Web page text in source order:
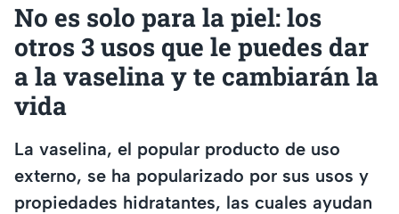
No es solo para la piel: los
otros 3 usos que le puedes dar
a la vaselina y te cambiarán la
vida
La vaselina, el popular producto de uso
externo, se ha popularizado por sus usos y
propiedades hidratantes, las cuales ayudan